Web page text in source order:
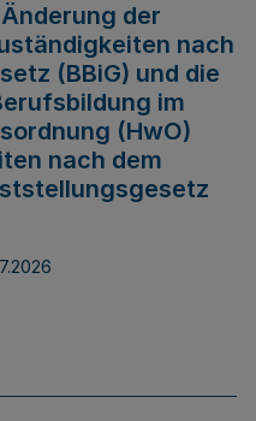
der
nach
(BBiG) und die
im
(HwO)
nach dem